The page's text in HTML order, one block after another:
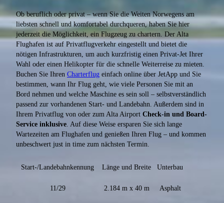
Ob beruflich oder privat – wenn Sie die Weiten Norwegens am
liebsten schnell und komfortabel durchqueren, haben Sie hier
jederzeit die Möglichkeit, ein Flugzeug zu chartern. Der Alta
Flughafen ist auf Privatflugverkehr eingestellt und bietet die
nötigen Infrastrukturen, um auch kurzfristig einen Privat-Jet Ihrer
Wahl oder einen Helikopter für die schnelle Weiterreise zu mieten.
Buchen Sie Ihren Charterflug einfach online über JetApp und Sie
bestimmen, wann Ihr Flug geht, wie viele Personen Sie mit an
Bord nehmen und welche Maschine es sein soll – selbstverständlich
passend zur vorhandenen Start- und Landebahn. Außerdem sind in
Ihrem Privatflug von oder zum Alta Airport Check-in und Board-
Service inklusive . Auf diese Weise ersparen Sie sich lange
Wartezeiten am Flughafen und genießen Ihren Flug – und kommen
unbeschwert just in time zum nächsten Termin.
Start-/Landebahnkennung Länge und Breite Unterbau
11/29 2.184 m x 40 m Asphalt